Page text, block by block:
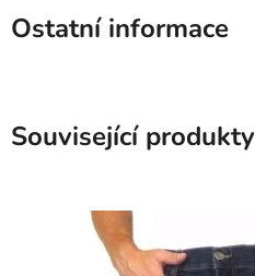
Ostatní informace
Související produkty